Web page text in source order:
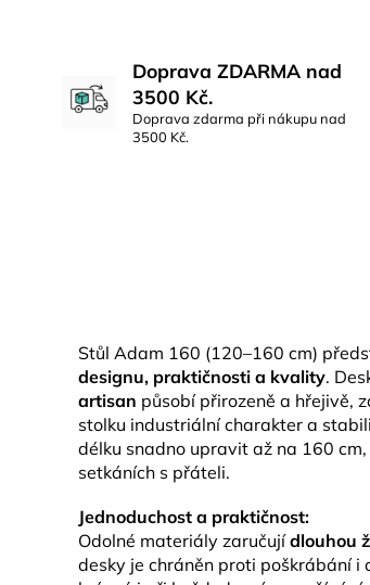
Doprava ZDARMA nad
3500 Kč.
Doprava zdarma při nákupu nad
3500 Kč.
Stůl Adam 160 (120–160 cm)
designu, praktičnosti a kvality.
artisan působí přirozeně a hřejivě,
stolku industriální charakter a
délku snadno upravit až na 160
setkáních s přáteli.
Jednoduchost a praktičnost:
Odolné materiály zaručujídlouhou
desky je chráněn proti poškrábání